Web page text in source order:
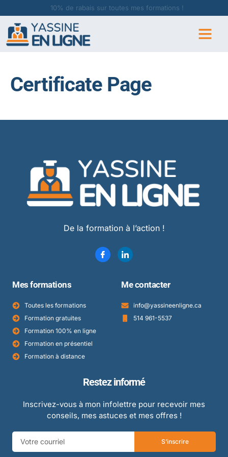
10% de rabais sur toutes mes formations !
Certificate Page
De la formation à l’action !
Mes formations
Toutes les formations
Formation gratuites
Formation 100% en ligne
Formation en présentiel
Formation à distance
Me contacter
info@yassineenligne.ca
514 961-5537
Restez informé
Inscrivez-vous à mon infolettre pour recevoir mes
conseils, mes astuces et mes offres !
S’inscrire